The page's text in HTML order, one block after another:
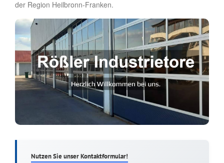
der Region Heilbronn-Franken.
Nutzen Sie unser Kontaktformular!